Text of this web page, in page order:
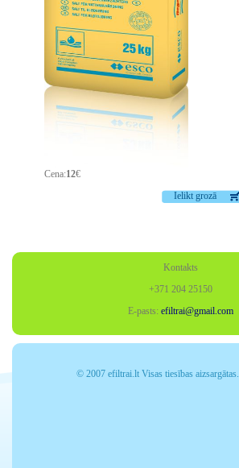
Cena:12€
Ielikt grozā
Kontakts
+371 204 25150
E-pasts: efiltrai@gmail.com
© 2007 efiltrai.lt Visas tiesības aizsargātas.